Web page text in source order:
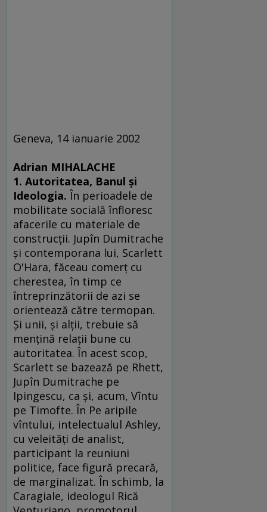
Geneva, 14 ianuarie 2002
Adrian MIHALACHE
1. Autoritatea, Banul şi
Ideologia. În perioadele de
mobilitate socială înfloresc
afacerile cu materiale de
construcţii. Jupîn Dumitrache
şi contemporana lui, Scarlett
O'Hara, făceau comerţ cu
cherestea, în timp ce
întreprinzătorii de azi se
orientează către termopan.
Şi unii, şi alţii, trebuie să
menţină relaţii bune cu
autoritatea. În acest scop,
Scarlett se bazează pe Rhett,
Jupîn Dumitrache pe
Ipingescu, ca şi, acum, Vîntu
pe Timofte. În Pe aripile
vîntului, intelectualul Ashley,
cu veleităţi de analist,
participant la reuniuni
politice, face figură precară,
de marginalizat. În schimb, la
Caragiale, ideologul Rică